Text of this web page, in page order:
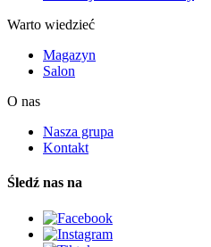
Warto wiedzieć
Magazyn
Salon
O nas
Nasza grupa
Kontakt
Śledź nas na